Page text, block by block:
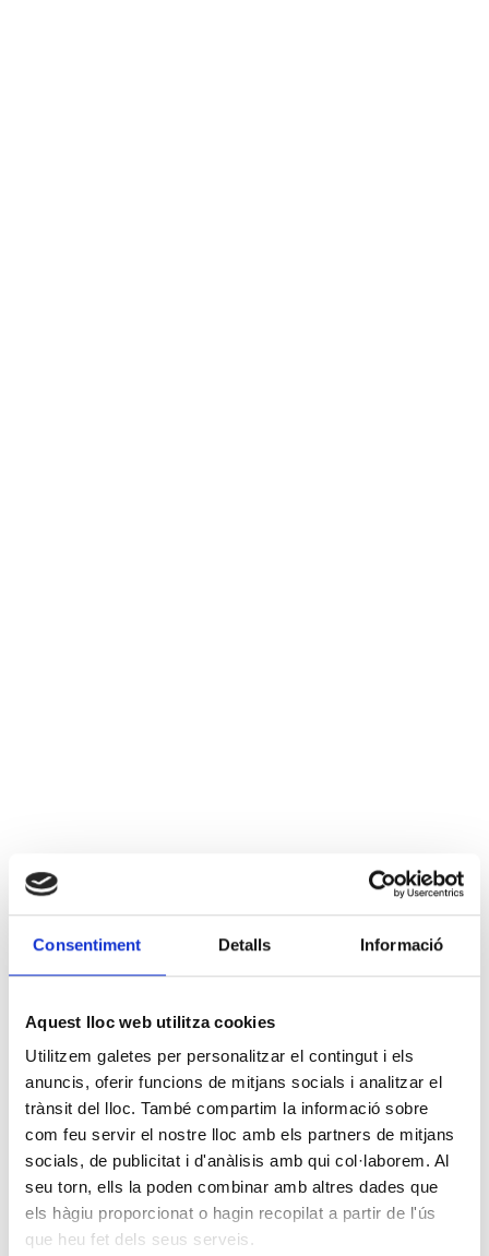
Consentiment Detalls Informació
Aquest lloc web utilitza cookies
Utilitzem galetes per personalitzar el contingut i els
anuncis, oferir funcions de mitjans socials i analitzar el
trànsit del lloc. També compartim la informació sobre
com feu servir el nostre lloc amb els partners de mitjans
socials, de publicitat i d'anàlisis amb qui col·laborem. Al
seu torn, ells la poden combinar amb altres dades que
els hàgiu proporcionat o hagin recopilat a partir de l'ús
que heu fet dels seus serveis.